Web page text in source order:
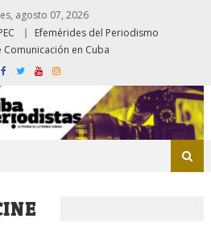
agosto 07, 2026
Efemérides del Periodismo
Comunicación en Cuba